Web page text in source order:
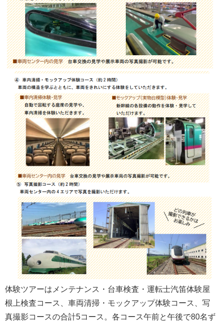
体験ツアーはメンテナンス・台車検査・運転士汽笛体験屋
根上検査コース、車両清掃・モックアップ体験コース、写
真撮影コースの合計5コース。各コース午前と午後で80名ず